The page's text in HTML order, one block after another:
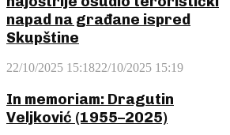
napad na građane ispred
Skupštine
22/10/2025 15:1822/10/2025 15:19
In memoriam: Dragutin
Veljković (1955–2025)